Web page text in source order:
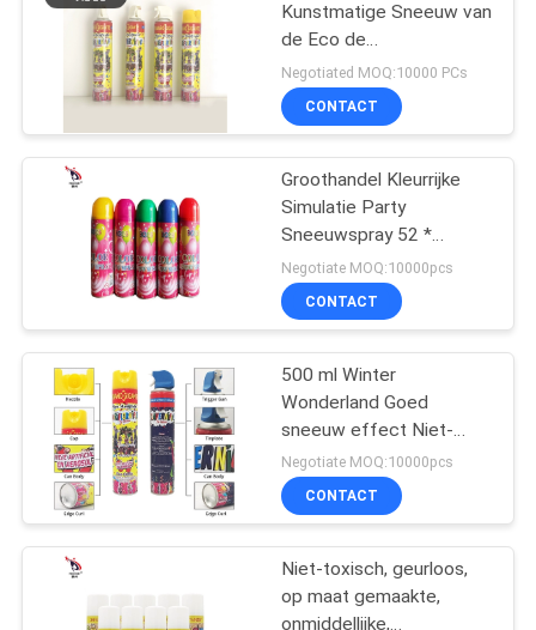
Kunstmatige Sneeuw van
de Eco de
Vriendschappelijke Witte
Trekker van de de Nevel
Openluchtpartij
Negotiated MOQ:10000 PCs
CONTACT
Groothandel Kleurrijke
Simulatie Party
Sneeuwspray 52 *
185mm Voor Plezier
Viering
Negotiate MOQ:10000pcs
CONTACT
500 ml Winter
Wonderland Goed
sneeuw effect Niet-
ontvlambare
kerstsneeuwspray
Negotiate MOQ:10000pcs
CONTACT
Niet-toxisch, geurloos,
op maat gemaakte,
onmiddellijke,